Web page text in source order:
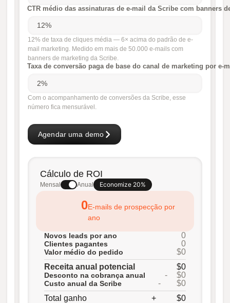
CTR médio das assinaturas de e-mail da Scribe com banners
12% de taxa de cliques média — 6× acima do padrão de e-
mail marketing. Medido em mais de 50.000 e-mails com
banners de marketing da Scribe.
Taxa de conversão paga de base do canal de marketing por e-
Com o acompanhamento de conversões da Scribe, esse
número fica mensurável.
Cálculo de ROI
Mensal Anual Economize 20%
0E-mails de prospecção por
ano
Novos leads por ano 0
Clientes pagantes 0
Valor médio do pedido
$0
Receita anual potencial
$0
Desconto na cobrança anual - $0
Custo anual da Scribe -
$0
Total ganho
+ $0
Agendar uma demo